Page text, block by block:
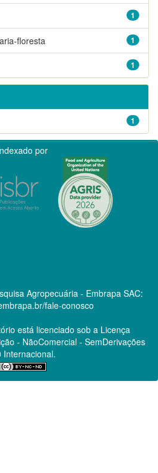
1
1
floresta
1
1
por
Agropecuária - Embrapa SAC:
fale-conosco
está licenciado sob a Licença
- NãoComercial - SemDerivações
Internacional.